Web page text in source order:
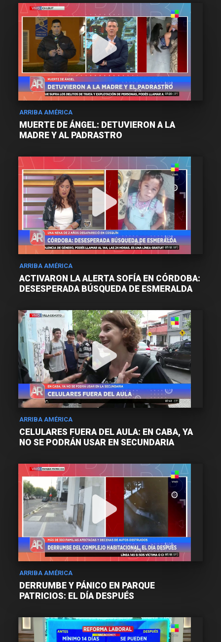
ARRIBA AMÉRICA
MUERTE DE ÁNGEL: DETUVIERON A LA
MADRE Y AL PADRASTRO
ARRIBA AMÉRICA
ACTIVARON LA ALERTA SOFÍA EN CÓRDOBA:
DESESPERADA BÚSQUEDA DE ESMERALDA
ARRIBA AMÉRICA
CELULARES FUERA DEL AULA: EN CABA, YA
NO SE PODRÁN USAR EN SECUNDARIA
ARRIBA AMÉRICA
DERRUMBE Y PÁNICO EN PARQUE
PATRICIOS: EL DÍA DESPUÉS